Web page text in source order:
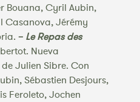
Bouana, Cyril Aubin,
Casanova, Jérémy
– Le Repas des
Nueva
Julien Sibre. Con
Sébastien Desjours,
Feroleto, Jochen